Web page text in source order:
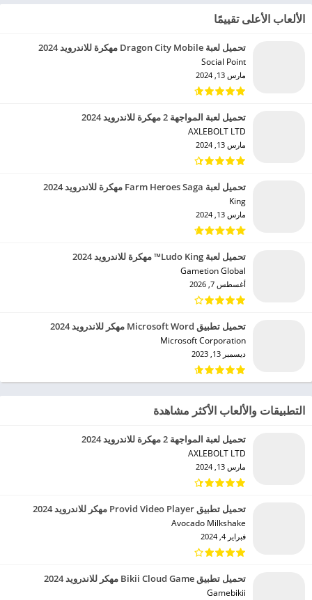
الألعاب الأعلى تقييمًا
تحميل لعبة Dragon City Mobile مهكرة للاندرويد 2024
Social Point‏
مارس 13, 2024
تحميل لعبة المواجهة 2 مهكرة للاندرويد 2024
AXLEBOLT LTD‏
مارس 13, 2024
تحميل لعبة Farm Heroes Saga مهكرة للاندرويد 2024
King‏
مارس 13, 2024
تحميل لعبة Ludo King™ مهكرة للاندرويد 2024
Gametion Global‏
أغسطس 7, 2026
تحميل تطبيق Microsoft Word مهكر للاندرويد 2024
Microsoft Corporation‏
ديسمبر 13, 2023
التطبيقات والألعاب الأكثر مشاهدة
تحميل لعبة المواجهة 2 مهكرة للاندرويد 2024
AXLEBOLT LTD‏
مارس 13, 2024
تحميل تطبيق Provid Video Player مهكر للاندرويد 2024
Avocado Milkshake‏
فبراير 4, 2024
تحميل تطبيق Bikii Cloud Game مهكر للاندرويد 2024
Gamebikii‏